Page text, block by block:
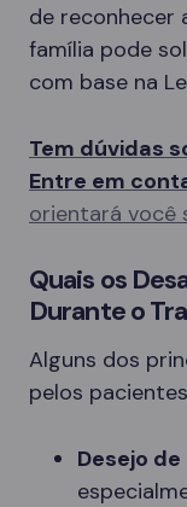
de reconhecer
família pode
com base na
Tem dúvidas
Entre em
orientará você
Quais os
Durante o
Alguns dos
pelos
Desejo